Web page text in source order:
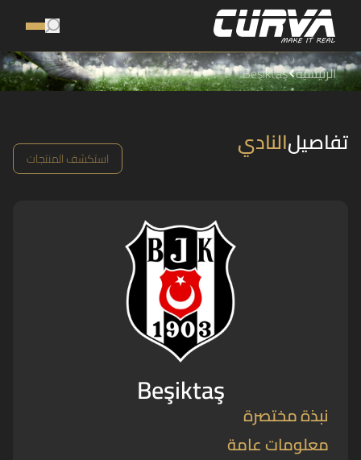
الرئيسية Beşiktaş
الناديتفاصيل استكشف المنتجات
Beşiktaş
نبذة مختصرة
معلومات عامة